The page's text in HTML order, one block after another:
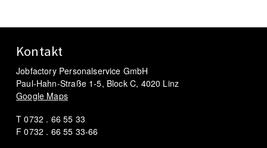
Kontakt
Jobfactory Personalservice GmbH
Paul-Hahn-Straße 1-5, Block C, 4020 Linz
Google Maps
T 0732 . 66 55 33
F 0732 . 66 55 33-66